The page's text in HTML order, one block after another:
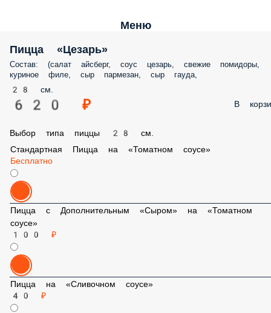
Меню
Пицца «Цезарь»
Состав: (салат айсберг, соус цезарь, свежие помидоры,
куриное филе, сыр пармезан, сыр гауда,
28 см.
620 ₽ В
Выбор типа пиццы 28 см.
Стандартная Пицца на «Томатном соусе»
Бесплатно
Пицца с Дополнительным «Сыром» на «Томатном
соусе»
100 ₽
Пицца на «Сливочном соусе»